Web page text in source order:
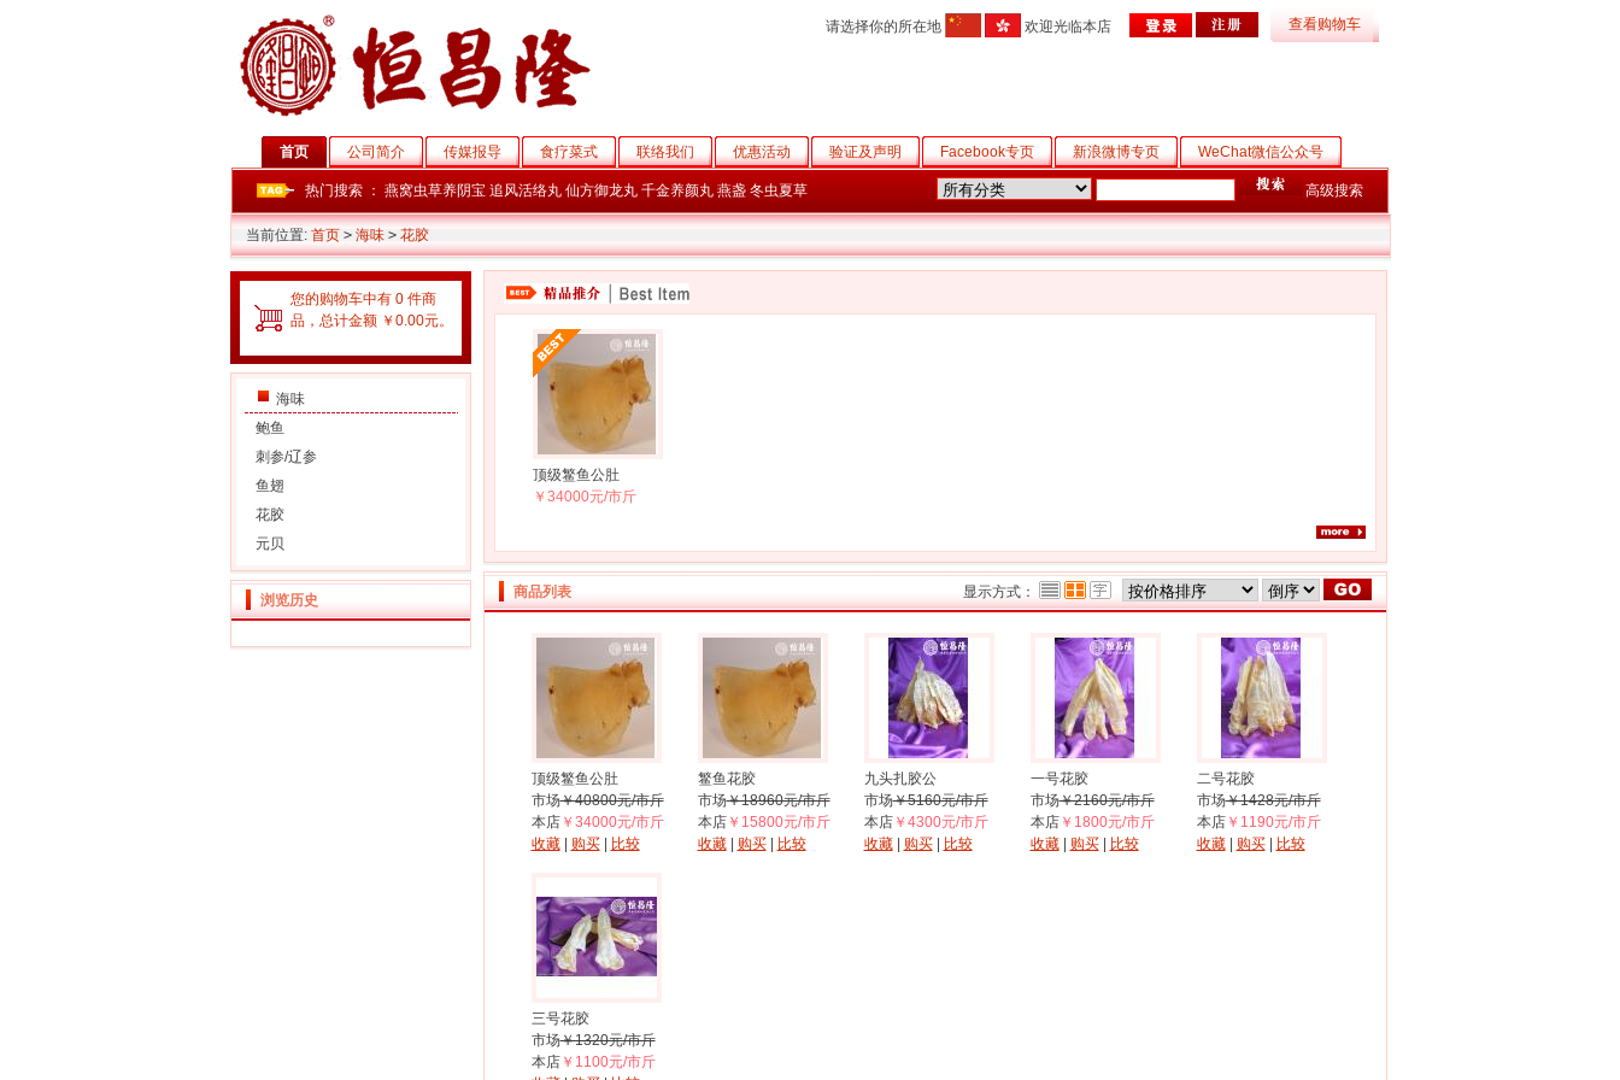
请选择你的所在地 欢迎光临本店 查看购物车
首页 公司简介 传媒报导 食疗菜式 联络我们 优惠活动 验证及声明 Facebook专页 新浪微博专页 WeChat微信公众号
热门搜索 ： 燕窝虫草养阴宝 追风活络丸 仙方御龙丸 千金养颜丸 燕盏 冬虫夏草 高级搜索
当前位置: 首页 > 海味 > 花胶
您的购物车中有 0 件商
品，总计金额 ￥0.00元。
海味
鲍鱼
刺参/辽参
鱼翅
花胶
元贝
浏览历史
顶级鳘鱼公肚
￥34000元/市斤
商品列表 显示方式：
顶级鳘鱼公肚
市场￥40800元/市斤
本店￥34000元/市斤
收藏| 购买| 比较
鳘鱼花胶
市场￥18960元/市斤
本店￥15800元/市斤
收藏| 购买| 比较
九头扎胶公
市场￥5160元/市斤
本店￥4300元/市斤
收藏| 购买| 比较
一号花胶
市场￥2160元/市斤
本店￥1800元/市斤
收藏| 购买| 比较
二号花胶
市场￥1428元/市斤
本店￥1190元/市斤
收藏| 购买| 比较
三号花胶
市场￥1320元/市斤
本店￥1100元/市斤